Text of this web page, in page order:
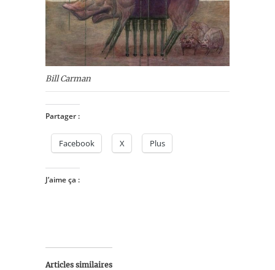
Bill Carman
Partager :
Facebook X Plus
J’aime ça :
Articles similaires